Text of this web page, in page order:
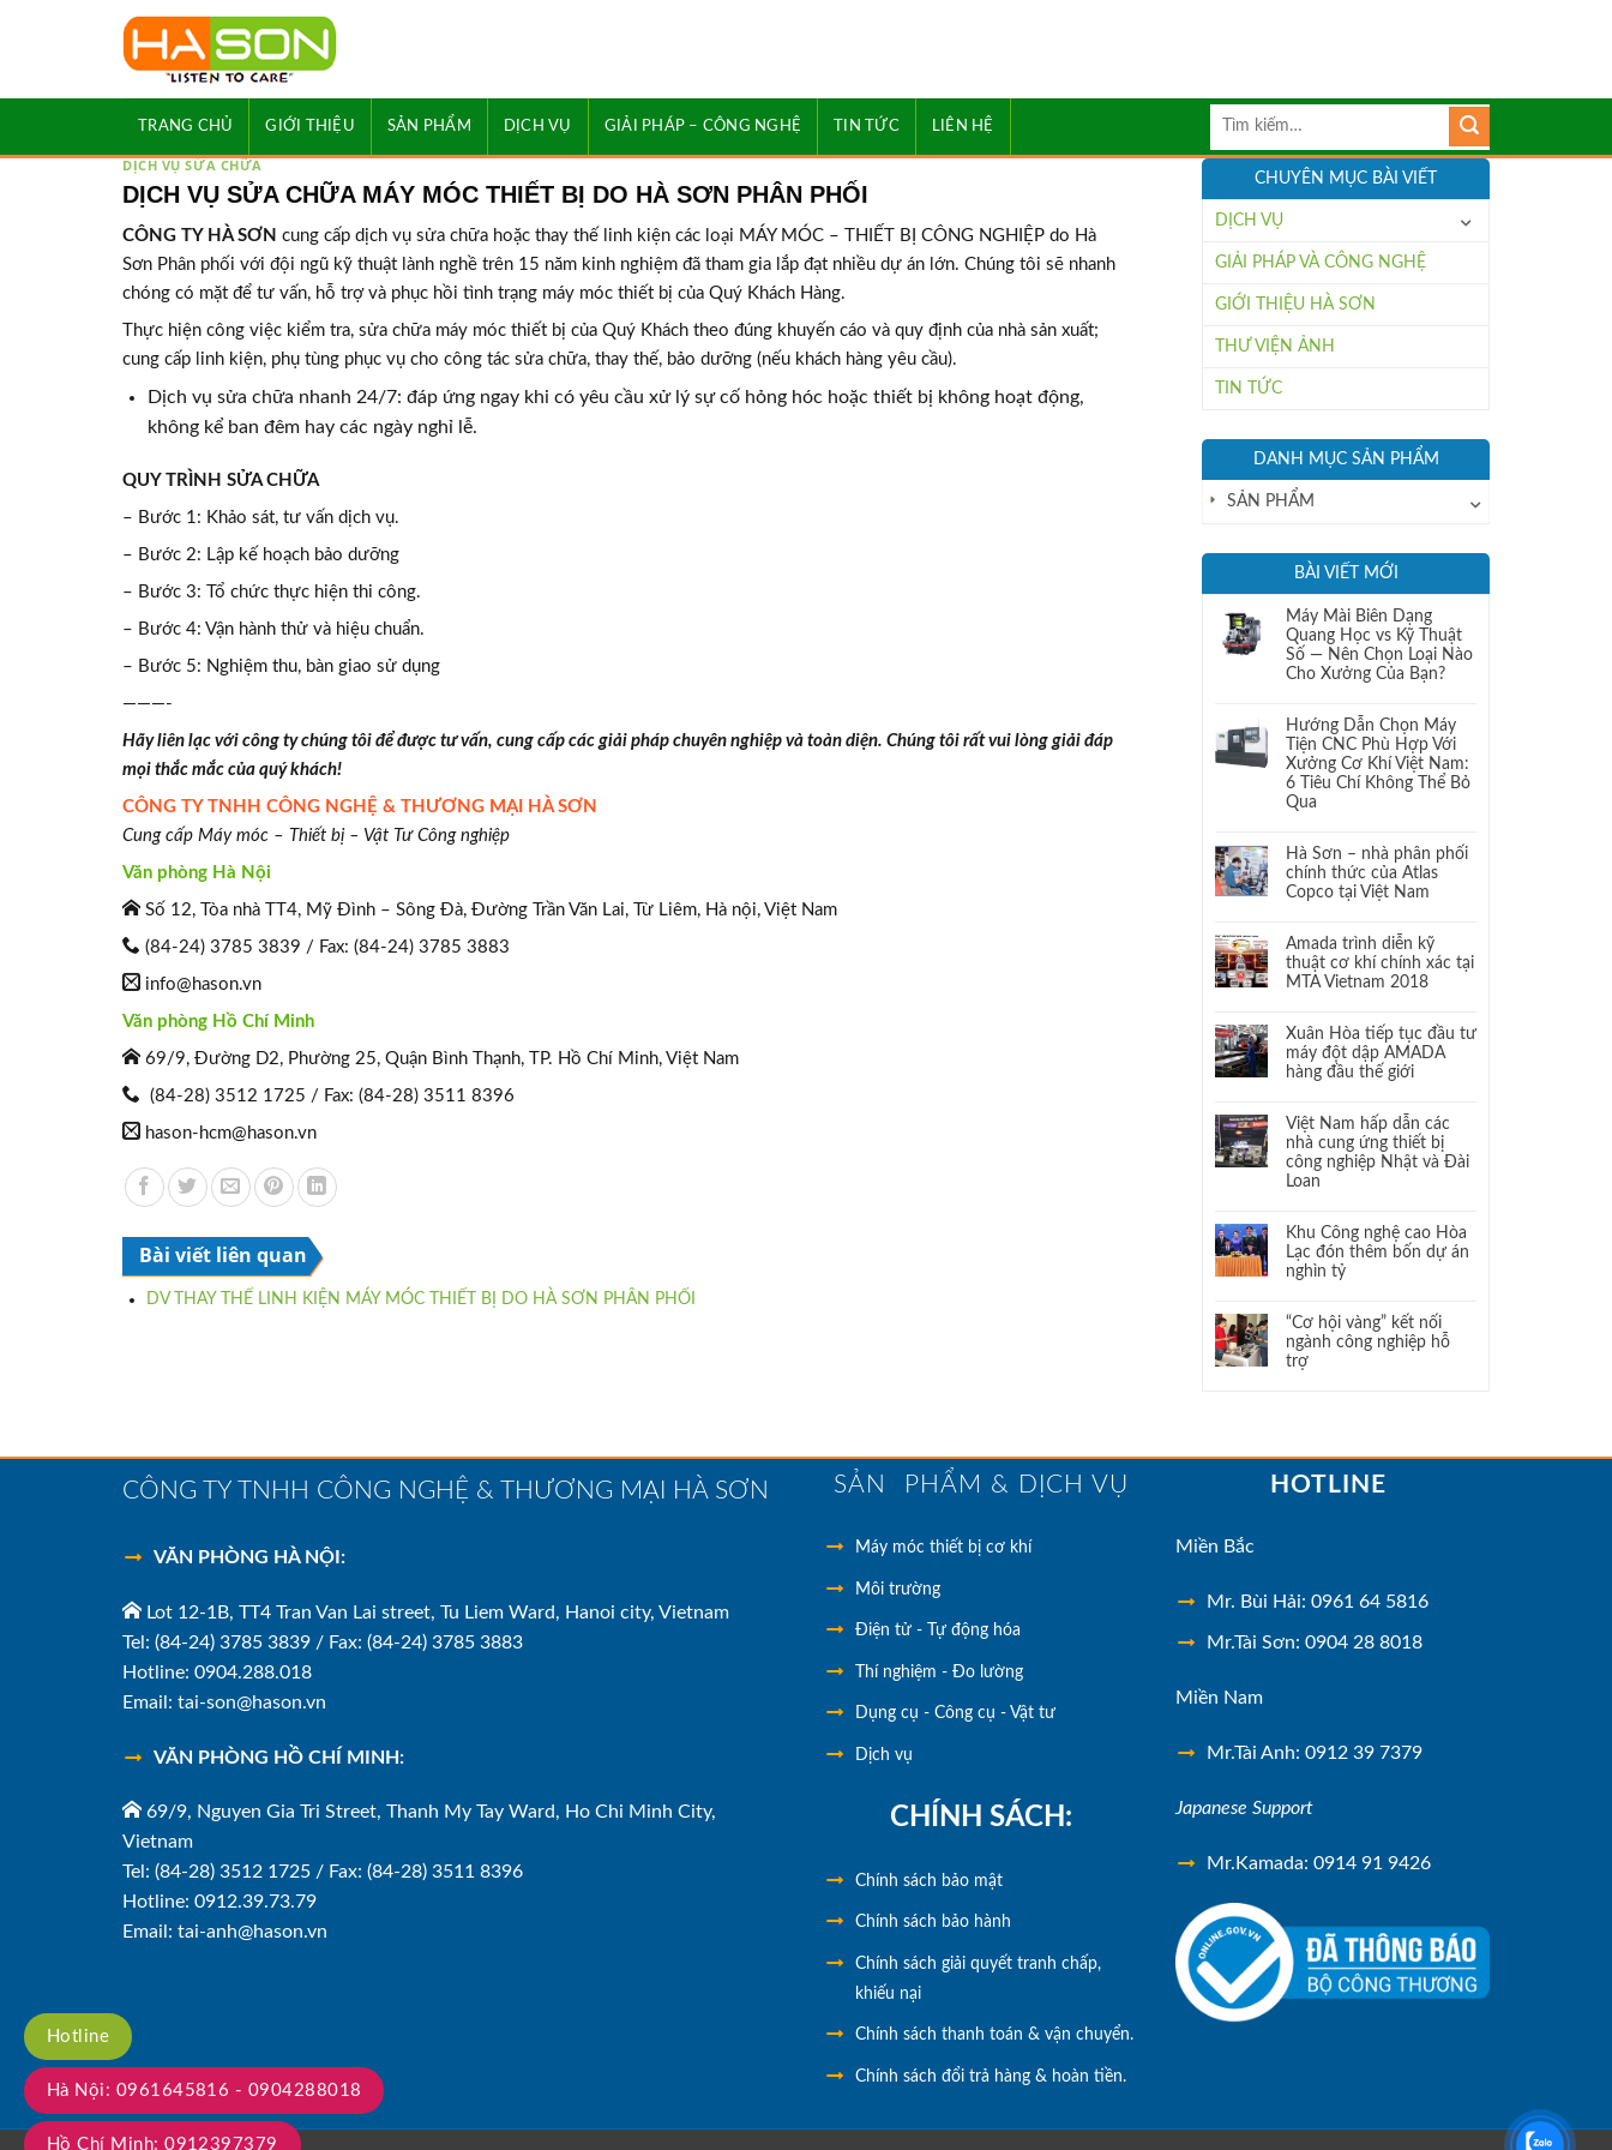
TRANG CHỦ GIỚI THIỆU SẢN PHẨM DỊCH VỤ GIẢI PHÁP – CÔNG NGHỆ TIN TỨC LIÊN HỆ
DỊCH VỤ SỬA CHỮA
DỊCH VỤ SỬA CHỮA MÁY MÓC THIẾT BỊ DO HÀ SƠN PHÂN PHỐI
CÔNG TY HÀ SƠN cung cấp dịch vụ sửa chữa hoặc thay thế linh kiện các loại MÁY MÓC – THIẾT BỊ CÔNG NGHIỆP do Hà
Sơn Phân phối với đội ngũ kỹ thuật lành nghề trên 15 năm kinh nghiệm đã tham gia lắp đạt nhiều dự án lớn. Chúng tôi sẽ nhanh
chóng có mặt để tư vấn, hỗ trợ và phục hồi tình trạng máy móc thiết bị của Quý Khách Hàng.
Thực hiện công việc kiểm tra, sửa chữa máy móc thiết bị của Quý Khách theo đúng khuyến cáo và quy định của nhà sản xuất;
cung cấp linh kiện, phụ tùng phục vụ cho công tác sửa chữa, thay thế, bảo dưỡng (nếu khách hàng yêu cầu).
Dịch vụ sửa chữa nhanh 24/7: đáp ứng ngay khi có yêu cầu xử lý sự cố hỏng hóc hoặc thiết bị không hoạt động,
không kể ban đêm hay các ngày nghỉ lễ.
QUY TRÌNH SỬA CHỮA
– Bước 1: Khảo sát, tư vấn dịch vụ.
– Bước 2: Lập kế hoạch bảo dưỡng
– Bước 3: Tổ chức thực hiện thi công.
– Bước 4: Vận hành thử và hiệu chuẩn.
– Bước 5: Nghiệm thu, bàn giao sử dụng
———-
Hãy liên lạc với công ty chúng tôi để được tư vấn, cung cấp các giải pháp chuyên nghiệp và toàn diện. Chúng tôi rất vui lòng giải đáp
mọi thắc mắc của quý khách!
CÔNG TY TNHH CÔNG NGHỆ & THƯƠNG MẠI HÀ SƠN
Cung cấp Máy móc – Thiết bị – Vật Tư Công nghiệp
Văn phòng Hà Nội
Số 12, Tòa nhà TT4, Mỹ Đình – Sông Đà, Đường Trần Văn Lai, Từ Liêm, Hà nội, Việt Nam
(84-24) 3785 3839 / Fax: (84-24) 3785 3883
info@hason.vn
Văn phòng Hồ Chí Minh
69/9, Đường D2, Phường 25, Quận Bình Thạnh, TP. Hồ Chí Minh, Việt Nam
(84-28) 3512 1725 / Fax: (84-28) 3511 8396
hason-hcm@hason.vn
Bài viết liên quan
DV THAY THẾ LINH KIỆN MÁY MÓC THIẾT BỊ DO HÀ SƠN PHÂN PHỐI
CHUYÊN MỤC BÀI VIẾT
DỊCH VỤ
GIẢI PHÁP VÀ CÔNG NGHỆ
GIỚI THIỆU HÀ SƠN
THƯ VIỆN ẢNH
TIN TỨC
DANH MỤC SẢN PHẨM
SẢN PHẨM
BÀI VIẾT MỚI
Máy Mài Biên Dạng
Quang Học vs Kỹ Thuật
Số — Nên Chọn Loại Nào
Cho Xưởng Của Bạn?
Hướng Dẫn Chọn Máy
Tiện CNC Phù Hợp Với
Xưởng Cơ Khí Việt Nam:
6 Tiêu Chí Không Thể Bỏ
Qua
Hà Sơn – nhà phân phối
chính thức của Atlas
Copco tại Việt Nam
Amada trình diễn kỹ
thuật cơ khí chính xác tại
MTA Vietnam 2018
Xuân Hòa tiếp tục đầu tư
máy đột dập AMADA
hàng đầu thế giới
Việt Nam hấp dẫn các
nhà cung ứng thiết bị
công nghiệp Nhật và Đài
Loan
Khu Công nghệ cao Hòa
Lạc đón thêm bốn dự án
nghìn tỷ
“Cơ hội vàng” kết nối
ngành công nghiệp hỗ
trợ
CÔNG TY TNHH CÔNG NGHỆ & THƯƠNG MẠI HÀ SƠN
VĂN PHÒNG HÀ NỘI:
Lot 12-1B, TT4 Tran Van Lai street, Tu Liem Ward, Hanoi city, Vietnam
Tel: (84-24) 3785 3839 / Fax: (84-24) 3785 3883
Hotline: 0904.288.018
Email: tai-son@hason.vn
VĂN PHÒNG HỒ CHÍ MINH:
69/9, Nguyen Gia Tri Street, Thanh My Tay Ward, Ho Chi Minh City,
Vietnam
Tel: (84-28) 3512 1725 / Fax: (84-28) 3511 8396
Hotline: 0912.39.73.79
Email: tai-anh@hason.vn
SẢN PHẨM & DỊCH VỤ
Máy móc thiết bị cơ khí
Môi trường
Điện tử - Tự động hóa
Thí nghiệm - Đo lường
Dụng cụ - Công cụ - Vật tư
Dịch vụ
CHÍNH SÁCH:
Chính sách bảo mật
Chính sách bảo hành
Chính sách giải quyết tranh chấp,
khiếu nại
Chính sách thanh toán & vận chuyển.
Chính sách đổi trả hàng & hoàn tiền.
HOTLINE
Miền Bắc
Mr. Bùi Hải: 0961 64 5816
Mr.Tài Sơn: 0904 28 8018
Miền Nam
Mr.Tài Anh: 0912 39 7379
Japanese Support
Mr.Kamada: 0914 91 9426
Hotline
Hà Nội: 0961645816 - 0904288018
Hồ Chí Minh: 0912397379